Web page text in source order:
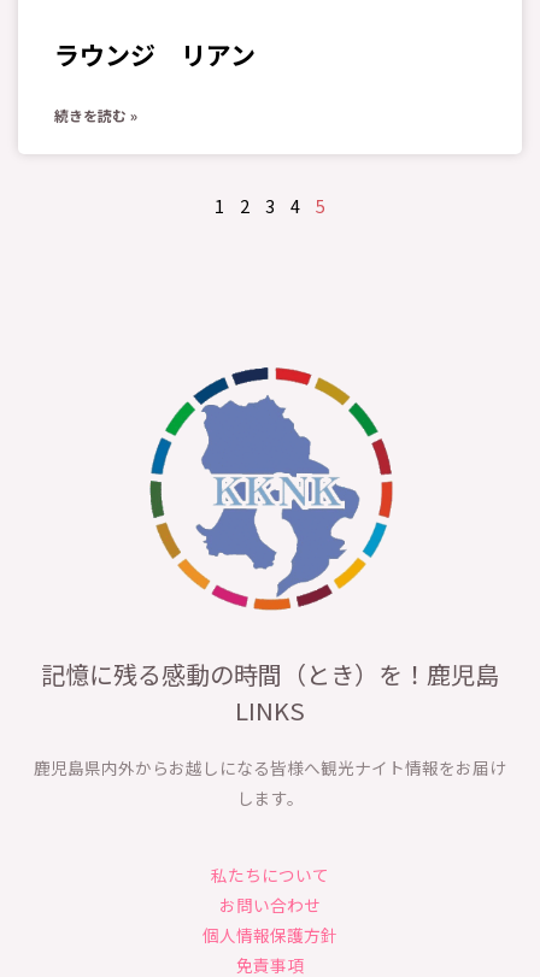
ラウンジ リアン
続きを読む »
1 2 3 4 5
記憶に残る感動の時間（とき）を！鹿児島
LINKS
鹿児島県内外からお越しになる皆様へ観光ナイト情報をお届け
します。
私たちについて
お問い合わせ
個人情報保護方針
免責事項